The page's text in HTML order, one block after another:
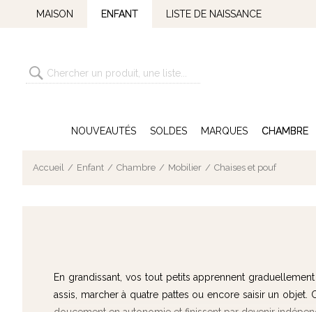
MAISON ENFANT LISTE DE NAISSANCE
NOUVEAUTÉS SOLDES MARQUES CHAMBRE
Accueil Enfant Chambre Mobilier Chaises et pouf
En grandissant, vos tout petits apprennent
assis, marcher à quatre pattes ou encore saisir un